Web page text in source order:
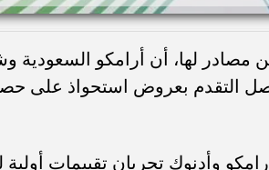
مصادر لها، أن أرامكو السعودية
التقدم بعروض استحواذ على
وأدنوك تجريان تقييمات